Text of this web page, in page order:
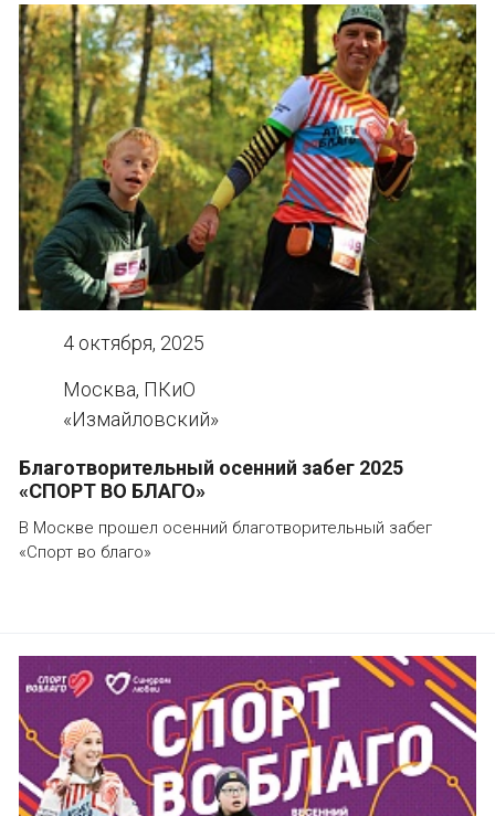
4 октября, 2025
Москва, ПКиО
«Измайловский»
Благотворительный осенний забег 2025
«СПОРТ ВО БЛАГО»
В Москве прошел осенний благотворительный забег
«Спорт во благо»